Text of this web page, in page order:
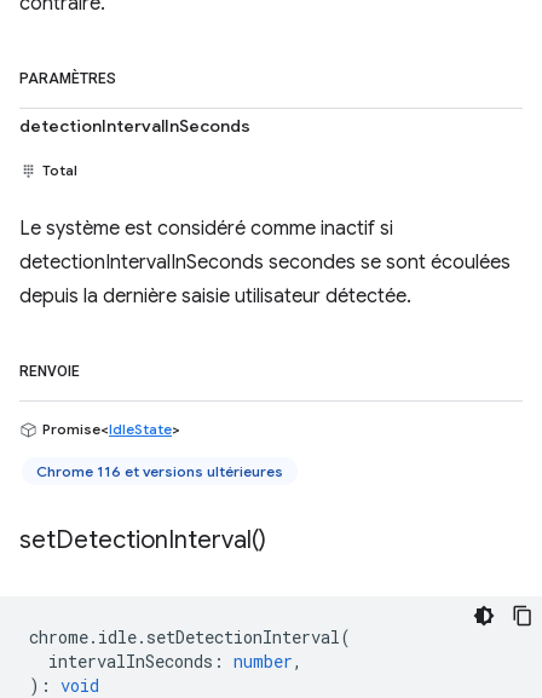
PARAMÈTRES
detectionIntervalInSeconds
Total
Le système est considéré comme inactif si
detectionIntervalInSeconds secondes se sont écoulées
depuis la dernière saisie utilisateur détectée.
RENVOIE
Promise<IdleState>
Chrome 116 et versions ultérieures
setDetectionInterval()
chrome. idle. setDetectionInterval(
intervalInSeconds : number,
) : void